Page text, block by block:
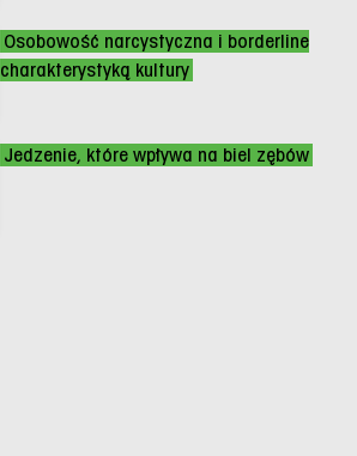
Osobowość narcystyczna i borderline
charakterystyką kultury
Jedzenie, które wpływa na biel zębów